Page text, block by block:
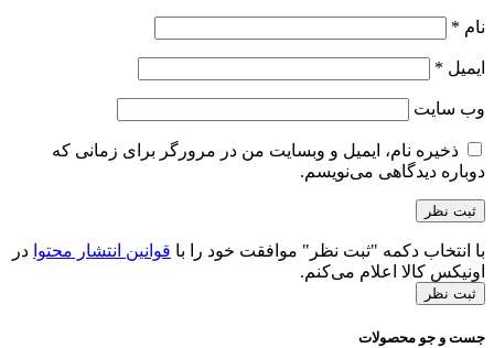
نام *
ایمیل *
وب‌ سایت
ذخیره نام، ایمیل و وبسایت من در مرورگر برای زمانی که
دوباره دیدگاهی می‌نویسم.
با انتخاب دکمه "ثبت نظر" موافقت خود را با قوانین انتشار محتوا در
اونیکس کالا اعلام می‌کنم.
ثبت نظر
جست و جو محصولات